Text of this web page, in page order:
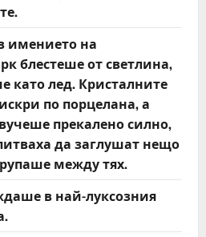
имението на
блестеше от светлина,
като лед. Кристалните
по порцелана, а
прекалено силно,
да заглушат нещо
между тях.
в най-луксозния